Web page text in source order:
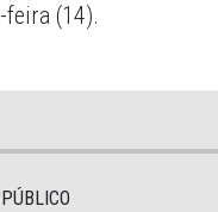
feira (14).